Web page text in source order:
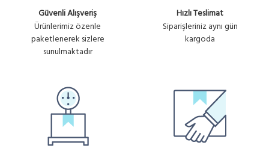
Güvenli Alışveriş
Ürünlerimiz özenle
paketlenerek sizlere
sunulmaktadır
Hızlı Teslimat
Siparişleriniz aynı gün
kargoda